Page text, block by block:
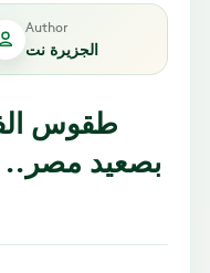
Author
الجزيرة نت
طقوس
بصعيد مصر..